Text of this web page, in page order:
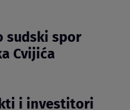
sudski spor
Cvijića
i investitori